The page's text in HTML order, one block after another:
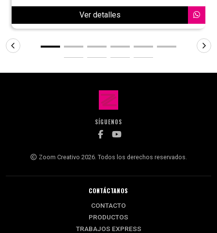
Ver detalles
SÍGUENOS
Zoom Creativo 2026. Todos los derechos reservados.
CONTÁCTANOS
CONTACTO
PRODUCTOS
TRABAJOS EXPRESS